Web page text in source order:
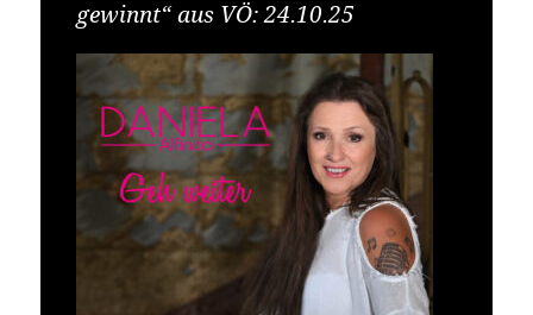
gewinnt“ aus VÖ: 24.10.25